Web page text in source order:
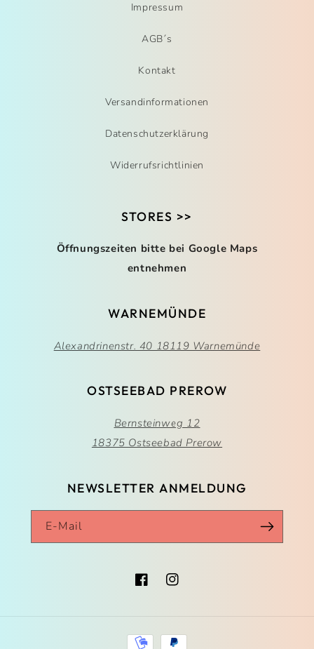
Impressum
AGB´s
Kontakt
Versandinformationen
Datenschutzerklärung
Widerrufsrichtlinien
STORES >>
Öffnungszeiten bitte bei Google Maps
entnehmen
WARNEMÜNDE
Alexandrinenstr. 40 18119 Warnemünde
OSTSEEBAD PREROW
Bernsteinweg 12
18375 Ostseebad Prerow
NEWSLETTER ANMELDUNG
E-Mail
FacebookInstagram
Zahlungsmethoden